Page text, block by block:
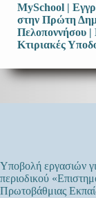
MySchool |
στην Πρώτη
Πελοποννήσου |
Κτιριακές
Υποβολή εργασιών
περιοδικού
Πρωτοβάθμιας